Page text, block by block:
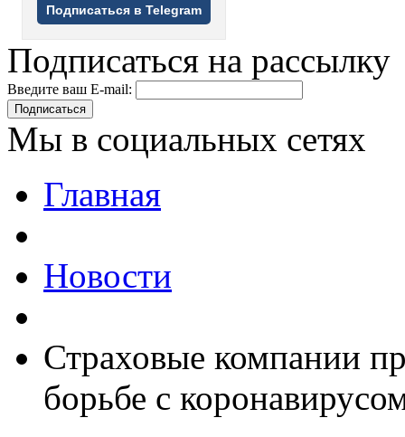
Подписаться в Telegram
Подписаться на рассылку
Введите ваш E-mail:
Подписаться
Мы в социальных сетях
Главная
Новости
Страховые компании
борьбе с